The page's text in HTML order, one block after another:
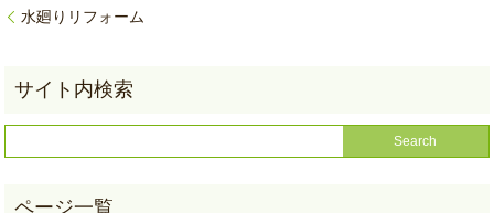
水廻りリフォーム